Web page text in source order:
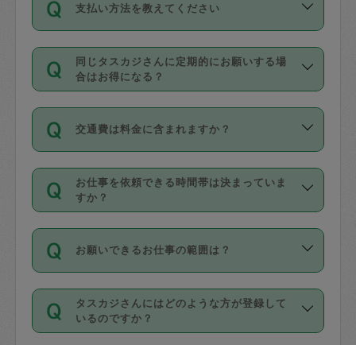
の上事前申請することが必要です。な
お、3時間を下回っても、値引き等はござ
いません。
身が価格を選んで設定しています。
タスカジさんの価格設定には最初は制限
があり、レビュー件数、レビューの平均
値、などで除々に設定可能な最高額が上
がっていく仕組みになっています。
支払い方法を教えてください
お支払方法はクレジットカード（Visa／
Master／JCB／AMERICAN EXPRESS／
Diners Club）のみとなります。
を行う際にご入力ください。プロフィー
ル登録時にはご入力いただかなくても大
丈夫です。
デビットカード・プリペイドカード（Vプ
リカ、au WALLETなど）は支払にはご利
銀行振込や現金払いも対応していませ
なお、タスカジさんの交通費も、依頼料
金のご請求と合わせてお支払いとなりま
同じタスカジさんに定期的にお願いする場
合はお得になる？
依頼には「スポット」と「定期（毎週｜
隔週）」があり、「定期」の依頼は「ス
ポット」よりお得な料金でご利用できま
す。
定期の最低利用回数は設けていない代わ
りに、一定数を超えたキャンセルは有償
（例：毎週定期の場合は３回以上のキャ
ンセルが有償（1200円、隔週定期の場合
は２回以上のキャンセルが有償（1200
交通費は料金に含まれますか？
交通費は依頼料金とは別途発生し、依頼
料金のご請求と合わせてお支払いとなり
ます。交通費の金額は「依頼の詳細」に
お仕事を依頼できる時間帯は決まっていま
すか？
時間帯は3種類あります。いずれも１回あ
たり３時間です。
・ＡＭ ９時～１２時
・ＰＭ １３時～１６時
・夜 １８時～２１時
お願いできるお仕事の範囲は？
掃除、整理収納、洗濯、買い物、料理、
作り置きです。タスカジさんによってで
きる仕事の範囲が異なりますので、依頼
タスカジさんにはどのような方が登録して
いるのですか？